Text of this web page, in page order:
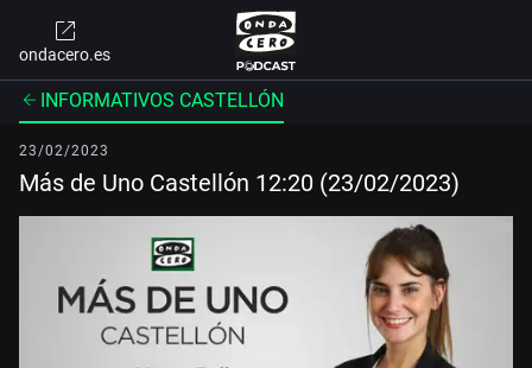
ondacero.es
INFORMATIVOS CASTELLÓN
23/02/2023
Más de Uno Castellón 12:20 (23/02/2023)